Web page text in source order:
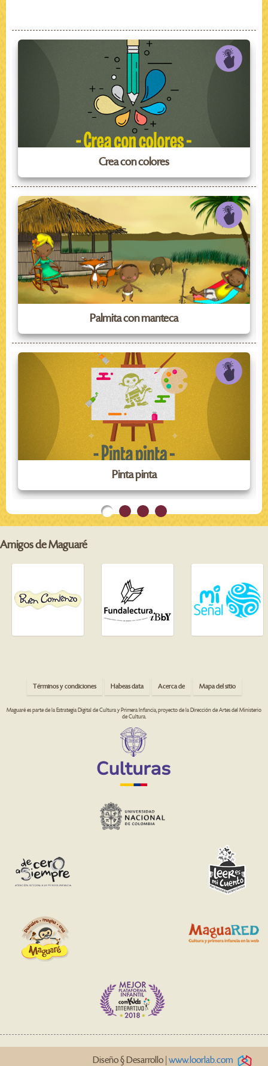
Crea con colores
Palmita con manteca
Pinta pinta
Amigos de Maguaré
Términos y condiciones Habeas data Acerca de Mapa del sitio
Maguaré es parte de la Estrategia Digital de Cultura y Primera Infancia, proyecto de la Dirección de Artes del Ministerio
de Cultura.
Diseño § Desarrollo | www.loorlab.com